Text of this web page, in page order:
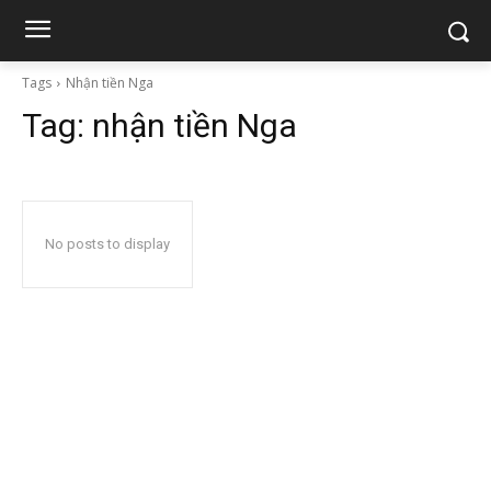
Tags Nhận tiền Nga
Tag: nhận tiền Nga
No posts to display